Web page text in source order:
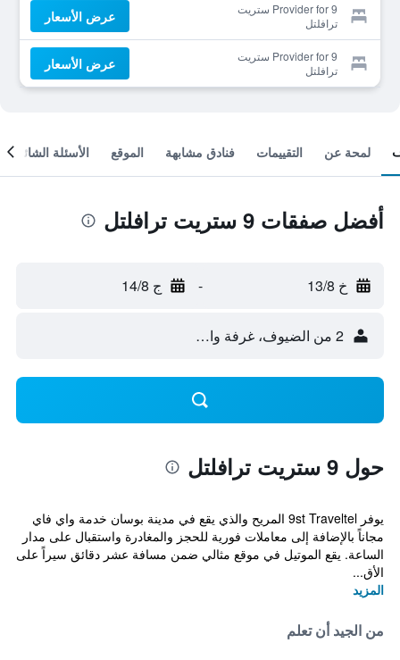
Provider for 9 ستريت
ترافلتل
عرض الأسعار
Provider for 9 ستريت
ترافلتل
عرض الأسعار
لمحة عن التقييمات فنادق مشابهة الموقع الأسئلة الشائعة
أفضل صفقات 9 ستريت ترافلتل
خ 13/8 - ج 14/8
2 من الضيوف، غرفة واحدة
حول 9 ستريت ترافلتل
يوفر 9st Traveltel المريح والذي يقع في مدينة بوسان خدمة واي فاي
مجاناً بالإضافة إلى معاملات فورية للحجز والمغادرة واستقبال على مدار
الساعة. يقع الموتيل في موقع مثالي ضمن مسافة عشر دقائق سيراً على
الأق...
المزيد
من الجيد أن تعلم